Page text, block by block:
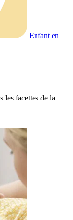
Enfant en
les facettes de la